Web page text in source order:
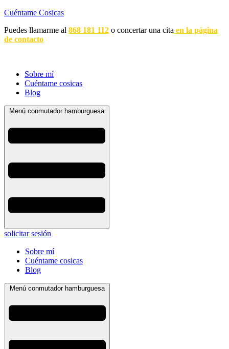
Cuéntame Cosicas
Puedes llamarme al 868 181 112 o concertar una cita en la página
de contacto
Sobre mí
Cuéntame cosicas
Blog
Menú conmutador hamburguesa
solicitar sesión
Sobre mí
Cuéntame cosicas
Blog
Menú conmutador hamburguesa